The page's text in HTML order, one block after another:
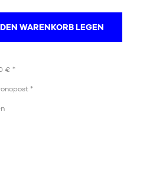
WARENKORB LEGEN
€ *
*